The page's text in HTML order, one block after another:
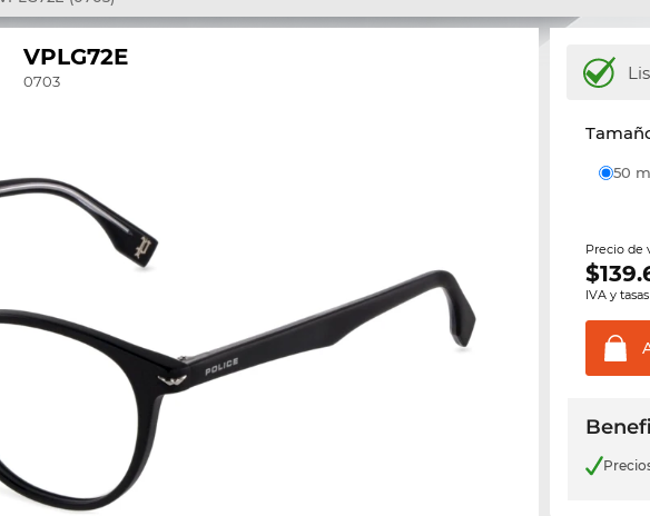
VPLG72E
0703
50
Precio de
$
IVA y